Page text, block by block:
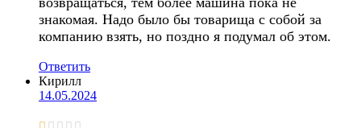
знакомая. Надо было бы товарища с собой за
компанию взять, но поздно я подумал об этом.
Ответить
Кирилл
14.05.2024